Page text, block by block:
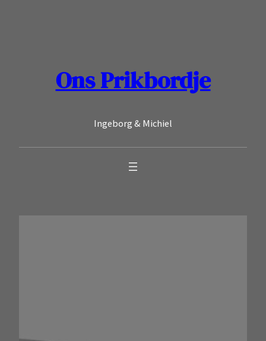
Ons Prikbordje
Ingeborg & Michiel